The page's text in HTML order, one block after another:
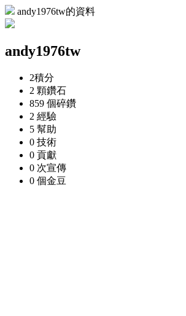
andy1976tw的資料
andy1976tw
2積分
2 顆鑽石
859 個碎鑽
2 經驗
5 幫助
0 技術
0 貢獻
0 次宣傳
0 個金豆